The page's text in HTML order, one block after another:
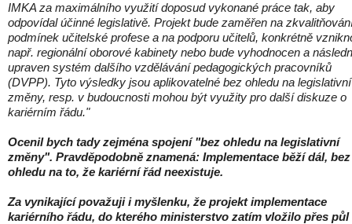
IMKA za maximálního využití doposud vykonané práce tak, aby
odpovídal účinné legislativě. Projekt bude zaměřen na
podmínek učitelské profese a na podporu učitelů, konkrétně
např. regionální oborové kabinety nebo bude vyhodnocen a
upraven systém dalšího vzdělávání pedagogických pracovníků
(DVPP). Tyto výsledky jsou aplikovatelné bez ohledu na legislativní
změny, resp. v budoucnosti mohou být využity pro další diskuze o
kariérním řádu."
Ocenil bych tady zejména spojení "bez ohledu na legislativní
změny". Pravděpodobně znamená: Implementace běží dál, bez
ohledu na to, že kariérní řád neexistuje.
Za vynikající považuji i myšlenku, že projekt implementace
kariérního řádu, do kterého ministerstvo zatím vložilo přes půl